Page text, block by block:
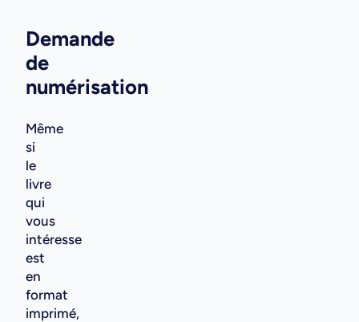
Demande
de
numérisation
Même
si
le
livre
qui
vous
intéresse
est
en
format
imprimé,